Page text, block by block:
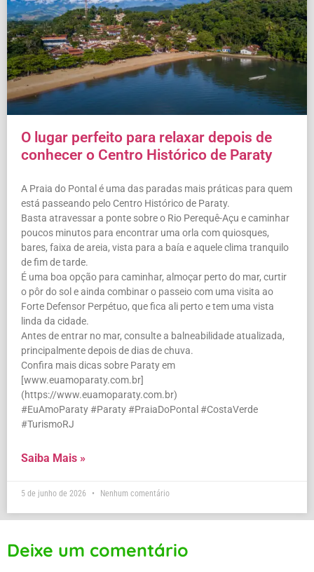
O lugar perfeito para relaxar depois de
conhecer o Centro Histórico de Paraty
A Praia do Pontal é uma das paradas mais práticas para quem
está passeando pelo Centro Histórico de Paraty.
Basta atravessar a ponte sobre o Rio Perequê-Açu e caminhar
poucos minutos para encontrar uma orla com quiosques,
bares, faixa de areia, vista para a baía e aquele clima tranquilo
de fim de tarde.
É uma boa opção para caminhar, almoçar perto do mar, curtir
o pôr do sol e ainda combinar o passeio com uma visita ao
Forte Defensor Perpétuo, que fica ali perto e tem uma vista
linda da cidade.
Antes de entrar no mar, consulte a balneabilidade atualizada,
principalmente depois de dias de chuva.
Confira mais dicas sobre Paraty em
[www.euamoparaty.com.br]
(https://www.euamoparaty.com.br)
#EuAmoParaty #Paraty #PraiaDoPontal #CostaVerde
#TurismoRJ
Saiba Mais »
5 de junho de 2026 Nenhum comentário
Deixe um comentário